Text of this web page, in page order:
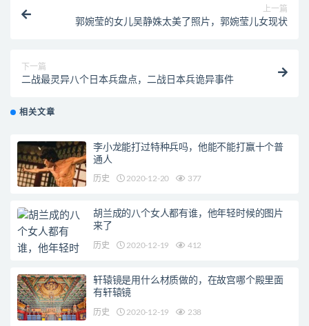
上一篇
郭婉莹的女儿吴静姝太美了照片，郭婉莹儿女现状
下一篇
二战最灵异八个日本兵盘点，二战日本兵诡异事件
相关文章
李小龙能打过特种兵吗，他能不能打赢十个普
通人
历史 2020-12-20 377
胡兰成的八个女人都有谁，他年轻时候的图片
来了
历史 2020-12-19 412
轩辕镜是用什么材质做的，在故宫哪个殿里面
有轩辕镜
历史 2020-12-19 238